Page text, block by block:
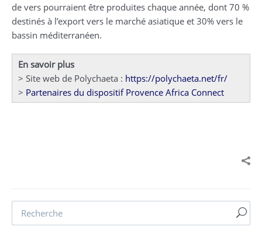
de vers pourraient être produites chaque année, dont 70 %
destinés à l’export vers le marché asiatique et 30% vers le
bassin méditerranéen.
En savoir plus
> Site web de Polychaeta : https://polychaeta.net/fr/
> Partenaires du dispositif Provence Africa Connect